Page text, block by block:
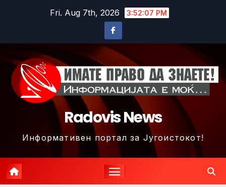
Fri. Aug 7th, 2026 3:52:10 PM
Radovis News
Информативен портал за Југоистокот!